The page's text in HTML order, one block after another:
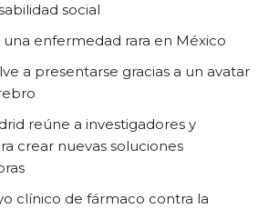
social
una enfermedad rara en México
a presentarse gracias a un avatar
reúne a investigadores y
crear nuevas soluciones
clínico de fármaco contra la